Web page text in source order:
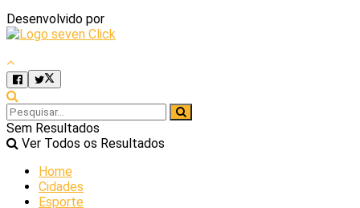
Desenvolvido por
Sem Resultados
Ver Todos os Resultados
Home
Cidades
Esporte